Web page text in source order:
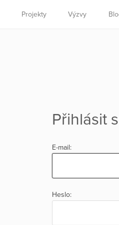
Projekty Výzvy
Přihlásit
E-mail:
Heslo: